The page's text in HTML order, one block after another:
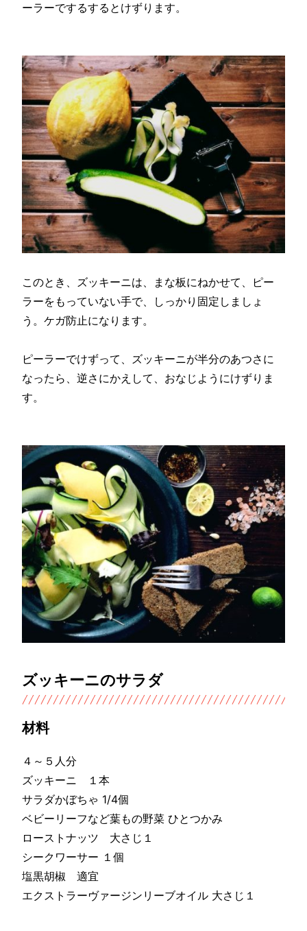
ーラーでするするとけずります。
このとき、ズッキーニは、まな板にねかせて、ピー
ラーをもっていない手で、しっかり固定しましょ
う。ケガ防止になります。
ピーラーでけずって、ズッキーニが半分のあつさに
なったら、逆さにかえして、おなじようにけずりま
す。
ズッキーニのサラダ
材料
４～５人分
ズッキーニ １本
サラダかぼちゃ 1/4個
ベビーリーフなど葉もの野菜 ひとつかみ
ローストナッツ 大さじ１
シークワーサー １個
塩黒胡椒 適宜
エクストラーヴァージンリーブオイル 大さじ１